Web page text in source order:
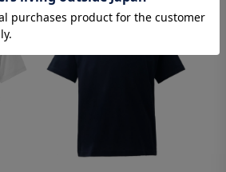
で、幅広いアイテムと合わせやすい